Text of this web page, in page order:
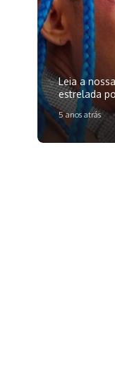
Leia a
estrelada
5 anos atrás